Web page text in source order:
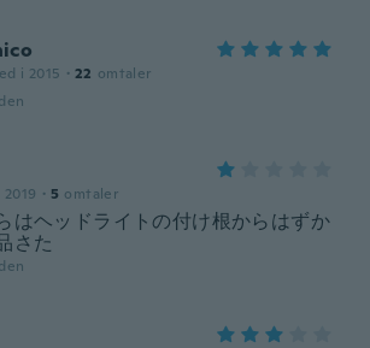
i 2015 · 22 omtaler
· 5 omtaler
はヘッドライトの付け根からはずか
さた